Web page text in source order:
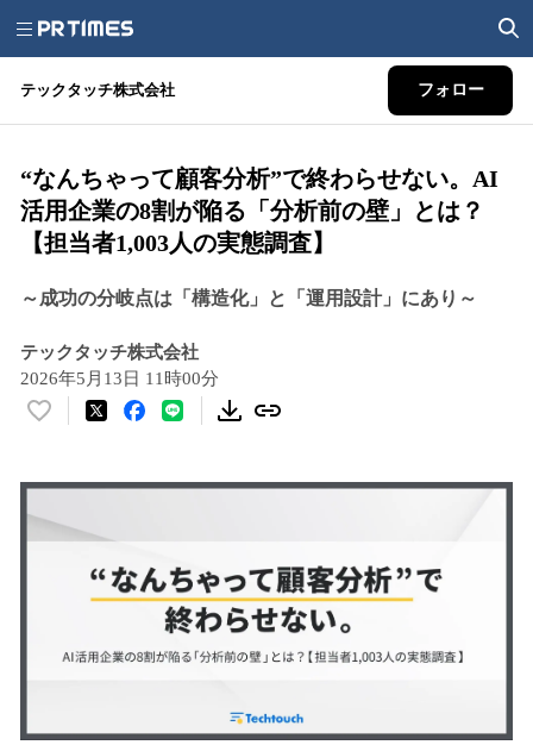
テックタッチ株式会社 フォロー
“なんちゃって顧客分析”で終わらせない。AI
活用企業の8割が陥る「分析前の壁」とは？
【担当者1,003人の実態調査】
～成功の分岐点は「構造化」と「運用設計」にあり～
テックタッチ株式会社
2026年5月13日 11時00分
い
数
を